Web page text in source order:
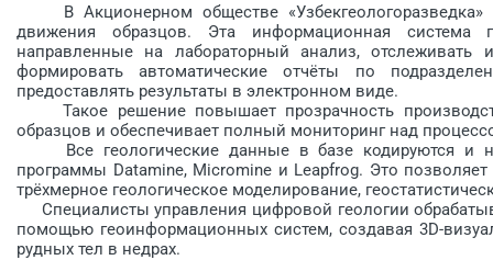
В Акционерном обществе «Узбекгеологоразведка»
движения образцов. Эта информационная система
направленные на лабораторный анализ, отслеживать
формировать автоматические отчёты по
предоставлять результаты в электронном виде.
Такое решение повышает прозрачность
образцов и обеспечивает полный мониторинг над
Все геологические данные в базе кодируются и
программы Datamine, Micromine и Leapfrog. Это
трёхмерное геологическое моделирование,
Специалисты управления цифровой геологии
помощью геоинформационных систем, создавая 3D-
рудных тел в недрах.